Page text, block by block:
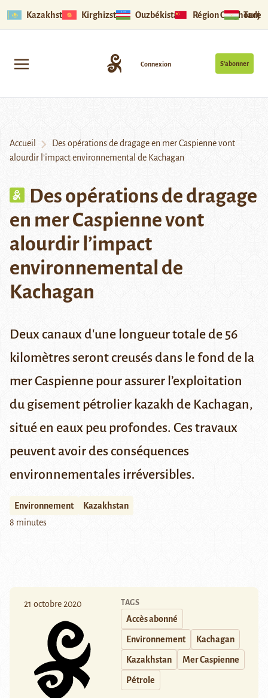
Kazakhstan Kirghizstan Ouzbékistan Région Ouïghoure
S’abonner
Connexion
Accueil
Des opérations de dragage en mer Caspienne vont
alourdir l’impact environnemental de Kachagan
Des opérations de dragage
en mer Caspienne vont
alourdir l’impact
environnemental de
Kachagan
Deux canaux d'une longueur totale de 56
kilomètres seront creusés dans le fond de la
mer Caspienne pour assurer l’exploitation
du gisement pétrolier kazakh de Kachagan,
situé en eaux peu profondes. Ces travaux
peuvent avoir des conséquences
environnementales irréversibles.
Environnement
Kazakhstan
8 minutes
21 octobre 2020 TAGS
Accès abonné
Environnement Kachagan
Kazakhstan Mer Caspienne
Pétrole